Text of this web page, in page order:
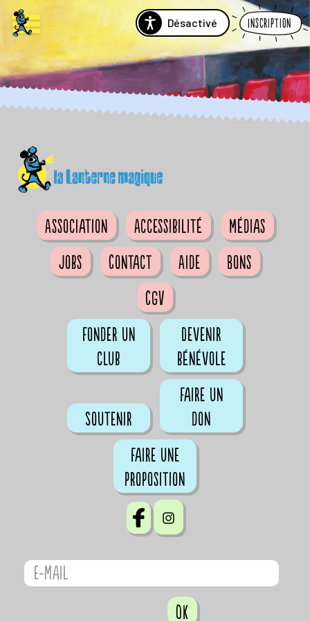
Désactivé Inscription
Association Accessibilité
Médias
Jobs
Contact Aide
Bons
CGV
Fonder un
club
Devenir
bénévole
Soutenir
Faire un
don
Faire une
proposition
OK